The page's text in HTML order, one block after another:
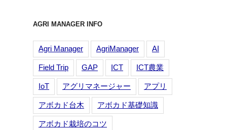
AGRI MANAGER INFO
Agri Manager AgriManager AI
Field Trip GAP ICT ICT農業
IoT アグリマネージャー アプリ
アボカド台木 アボカド基礎知識
アボカド栽培のコツ